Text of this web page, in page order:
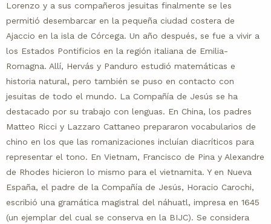
Lorenzo y a sus compañeros jesuitas finalmente se les
permitió desembarcar en la pequeña ciudad costera de
Ajaccio en la isla de Córcega. Un año después, se fue a vivir a
los Estados Pontificios en la región italiana de Emilia-
Romagna. Allí, Hervás y Panduro estudió matemáticas e
historia natural, pero también se puso en contacto con
jesuitas de todo el mundo. La Compañía de Jesús se ha
destacado por su trabajo con lenguas. En China, los padres
Matteo Ricci y Lazzaro Cattaneo prepararon vocabularios de
chino en los que las romanizaciones incluían diacríticos para
representar el tono. En Vietnam, Francisco de Pina y Alexandre
de Rhodes hicieron lo mismo para el vietnamita. Y en Nueva
España, el padre de la Compañía de Jesús, Horacio Carochi,
escribió una gramática magistral del náhuatl, impresa en 1645
(un ejemplar del cual se conserva en la BIJC). Se considera